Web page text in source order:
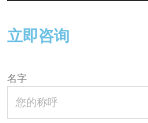
立即咨询
名字